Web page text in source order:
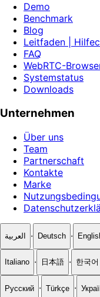
Demo
Benchmark
Blog
Leitfaden |
FAQ
WebRTC-
Systemstatus
Downloads
Unternehmen
Über uns
Team
Partnerschaft
Kontakte
Marke
العربية · Deutsch ·
Italiano · 日本語 · 한국어
Русский · Türkçe ·